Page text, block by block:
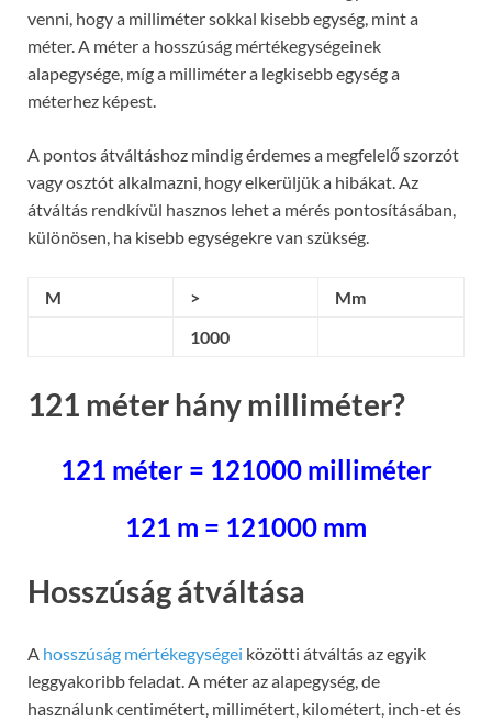
venni, hogy a milliméter sokkal kisebb egység, mint a
méter. A méter a hosszúság mértékegységeinek
alapegysége, míg a milliméter a legkisebb egység a
méterhez képest.
A pontos átváltáshoz mindig érdemes a megfelelő szorzót
vagy osztót alkalmazni, hogy elkerüljük a hibákat. Az
átváltás rendkívül hasznos lehet a mérés pontosításában,
különösen, ha kisebb egységekre van szükség.
M >
Mm
1000
121 méter hány milliméter?
121 méter = 121000 milliméter
121 m = 121000 mm
Hosszúság átváltása
A hosszúság mértékegységei közötti átváltás az egyik
leggyakoribb feladat. A méter az alapegység, de
használunk centimétert, millimétert, kilométert, inch-et és